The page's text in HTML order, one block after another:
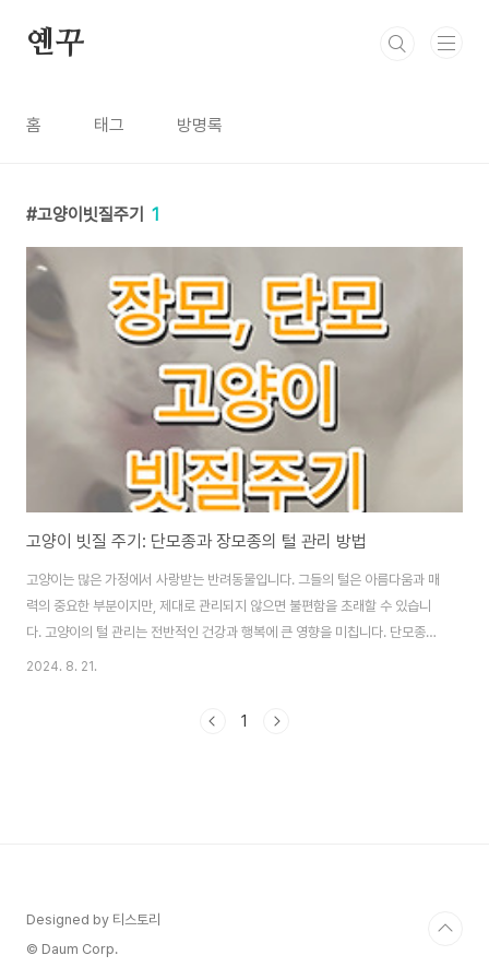
옌꾸
홈 태그 방명록
고양이빗질주기 1
고양이 빗질 주기: 단모종과 장모종의 털 관리 방법
고양이는 많은 가정에서 사랑받는 반려동물입니다. 그들의 털은 아름다움과 매
력의 중요한 부분이지만, 제대로 관리되지 않으면 불편함을 초래할 수 있습니
다. 고양이의 털 관리는 전반적인 건강과 행복에 큰 영향을 미칩니다. 단모종과
장모종 고양이 각각의 털 관리 방법과 주기는 다릅니다. 이 글에서는 단모종과
명하며, 올바른 관리 방법을 제시하겠습니다.모종에 따른 고양이 빗질주기단모
2024. 8. 21.
1
Designed by 티스토리
© Daum Corp.